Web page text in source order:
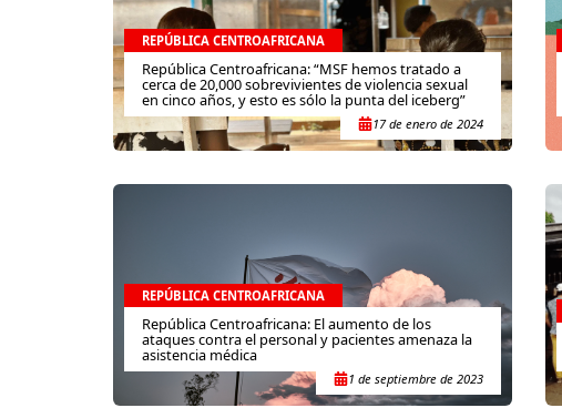
REPÚBLICA CENTROAFRICANA
República Centroafricana: “MSF hemos tratado a
cerca de 20,000 sobrevivientes de violencia sexual
en cinco años, y esto es sólo la punta del iceberg”
17 de enero de 2024
REPÚBLICA CENTROAFRICANA
República Centroafricana: El aumento de los
ataques contra el personal y pacientes amenaza la
asistencia médica
1 de septiembre de 2023